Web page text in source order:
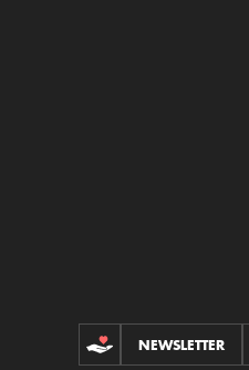
CONTRIBUCIONES
NEWSLETTER